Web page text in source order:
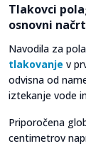
Tlakovci
osnovni
Navodila za
tlakovanje v
odvisna od
iztekanje vode
Priporočena
centimetrov